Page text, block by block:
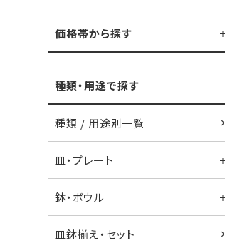
価格帯から探す
種類・用途で探す
種類 / 用途別一覧
皿・プレート
鉢・ボウル
皿鉢揃え・セット